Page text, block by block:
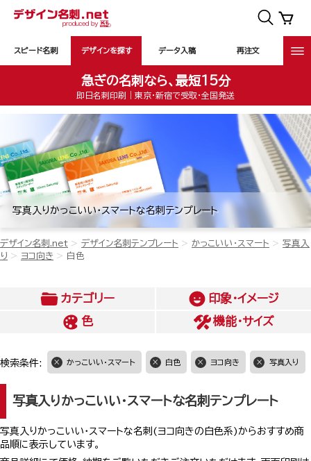
スピード名刺 デザインを探す データ入稿 再注文
急ぎの名刺なら、最短15分
即日名刺印刷｜東京・新宿で受取・全国発送
写真入りかっこいい・スマートな名刺テンプレート
デザイン名刺.net デザイン名刺テンプレート かっこいい・スマート
写真入
り
ヨコ向き 白色
カテゴリー
印象・イメージ
色
機能・サイズ
検索条件: かっこいい・スマート 白色 ヨコ向き 写真入り
写真入りかっこいい・スマートな名刺テンプレート
写真入りかっこいい・スマートな名刺(ヨコ向きの白色系)からおすすめ商
品順に表示しています。